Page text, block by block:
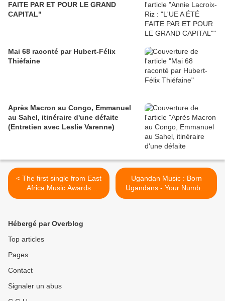
FAITE PAR ET POUR LE GRAND
CAPITAL"
Mai 68 raconté par Hubert-Félix
Thiéfaine
Après Macron au Congo, Emmanuel
au Sahel, itinéraire d'une défaite
(Entretien avec Leslie Varenne)
< The first single from East
Africa Music Awards
[EMAS] winner for Artist of
produced by Robert "rkay"
Ugandan Music : Born
Ugandans - Your Number
Feat Taz Man Pash >
Hébergé par Overblog
Top articles
Pages
Contact
Signaler un abus